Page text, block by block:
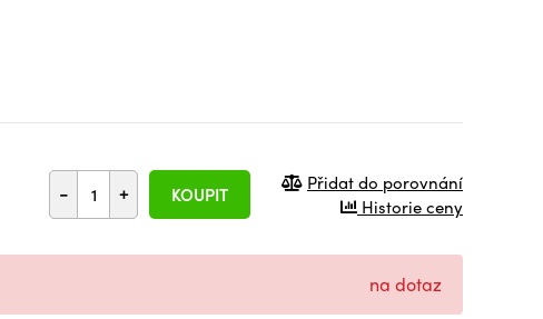
- + KOUPIT
Přidat do porovnání
Historie ceny
na dotaz